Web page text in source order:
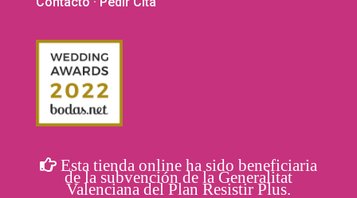
Esta tienda online ha sido beneficiaria
de la subvención de la Generalitat
Valenciana del Plan Resistir Plus.